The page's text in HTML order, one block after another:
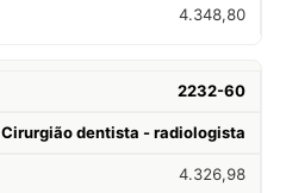
4.348,80
2232-60
Cirurgião dentista - radiologista
4.326,98